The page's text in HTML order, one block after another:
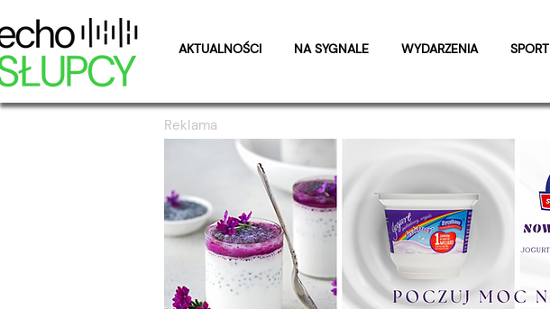
AKTUALNOŚCI NA SYGNALE WYDARZENIA SPORT
Reklama